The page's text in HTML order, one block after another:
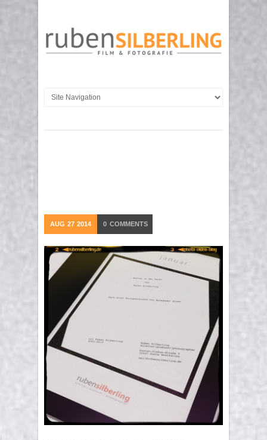
AUG 27 2014 0 COMMENTS